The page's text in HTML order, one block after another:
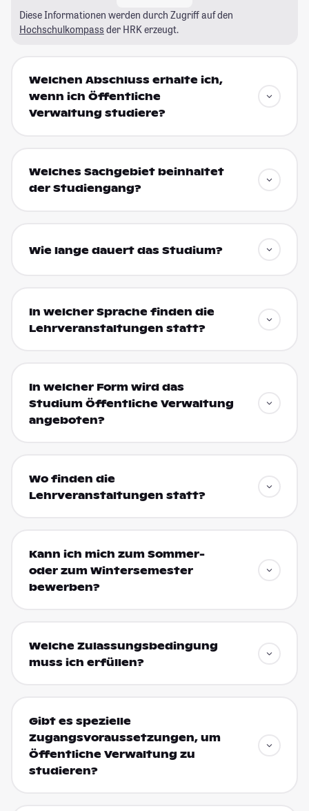
Diese Informationen werden durch Zugriff auf den
Hochschulkompass der HRK erzeugt.
Welchen Abschluss erhalte ich,
wenn ich Öffentliche
Verwaltung studiere?
Welches Sachgebiet beinhaltet
der Studiengang?
Wie lange dauert das Studium?
In welcher Sprache finden die
Lehrveranstaltungen statt?
In welcher Form wird das
Studium Öffentliche Verwaltung
angeboten?
Wo finden die
Lehrveranstaltungen statt?
Kann ich mich zum Sommer-
oder zum Wintersemester
bewerben?
Welche Zulassungsbedingung
muss ich erfüllen?
Gibt es spezielle
Zugangsvoraussetzungen, um
Öffentliche Verwaltung zu
studieren?